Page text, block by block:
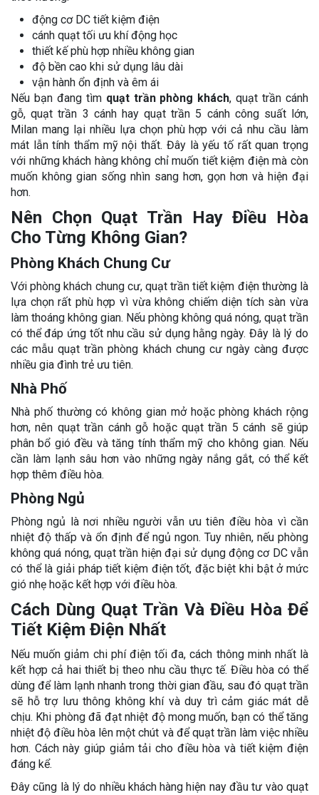
động cơ DC tiết kiệm điện
cánh quạt tối ưu khí động học
thiết kế phù hợp nhiều không gian
độ bền cao khi sử dụng lâu dài
vận hành ổn định và êm ái
Nếu bạn đang tìm quạt trần phòng khách, quạt trần cánh
gỗ, quạt trần 3 cánh hay quạt trần 5 cánh công suất lớn,
Milan mang lại nhiều lựa chọn phù hợp với cả nhu cầu làm
mát lẫn tính thẩm mỹ nội thất. Đây là yếu tố rất quan trọng
với những khách hàng không chỉ muốn tiết kiệm điện mà còn
muốn không gian sống nhìn sang hơn, gọn hơn và hiện đại
hơn.
Nên Chọn Quạt Trần Hay Điều Hòa
Cho Từng Không Gian?
Phòng Khách Chung Cư
Với phòng khách chung cư, quạt trần tiết kiệm điện thường là
lựa chọn rất phù hợp vì vừa không chiếm diện tích sàn vừa
làm thoáng không gian. Nếu phòng không quá nóng, quạt trần
có thể đáp ứng tốt nhu cầu sử dụng hằng ngày. Đây là lý do
các mẫu quạt trần phòng khách chung cư ngày càng được
nhiều gia đình trẻ ưu tiên.
Nhà Phố
Nhà phố thường có không gian mở hoặc phòng khách rộng
hơn, nên quạt trần cánh gỗ hoặc quạt trần 5 cánh sẽ giúp
phân bổ gió đều và tăng tính thẩm mỹ cho không gian. Nếu
cần làm lạnh sâu hơn vào những ngày nắng gắt, có thể kết
hợp thêm điều hòa.
Phòng Ngủ
Phòng ngủ là nơi nhiều người vẫn ưu tiên điều hòa vì cần
nhiệt độ thấp và ổn định để ngủ ngon. Tuy nhiên, nếu phòng
không quá nóng, quạt trần hiện đại sử dụng động cơ DC vẫn
có thể là giải pháp tiết kiệm điện tốt, đặc biệt khi bật ở mức
gió nhẹ hoặc kết hợp với điều hòa.
Cách Dùng Quạt Trần Và Điều Hòa Để
Tiết Kiệm Điện Nhất
Nếu muốn giảm chi phí điện tối đa, cách thông minh nhất là
kết hợp cả hai thiết bị theo nhu cầu thực tế. Điều hòa có thể
dùng để làm lạnh nhanh trong thời gian đầu, sau đó quạt trần
sẽ hỗ trợ lưu thông không khí và duy trì cảm giác mát dễ
chịu. Khi phòng đã đạt nhiệt độ mong muốn, bạn có thể tăng
nhiệt độ điều hòa lên một chút và để quạt trần làm việc nhiều
hơn. Cách này giúp giảm tải cho điều hòa và tiết kiệm điện
đáng kể.
Đây cũng là lý do nhiều khách hàng hiện nay đầu tư vào quạt